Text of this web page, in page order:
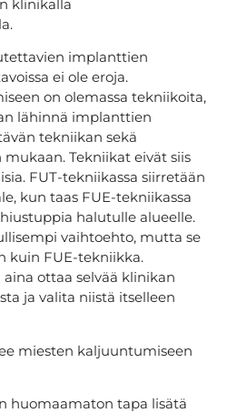
klinikalla
implanttien
ei ole eroja.
on olemassa tekniikoita,
lähinnä implanttien
tekniikan sekä
Tekniikat eivät siis
FUT-tekniikassa siirretään
kun taas FUE-tekniikassa
halutulle alueelle.
vaihtoehto, mutta se
kuin FUE-tekniikka.
ottaa selvää klinikan
ja valita niistä itselleen
miesten kaljuuntumiseen
huomaamaton tapa lisätä